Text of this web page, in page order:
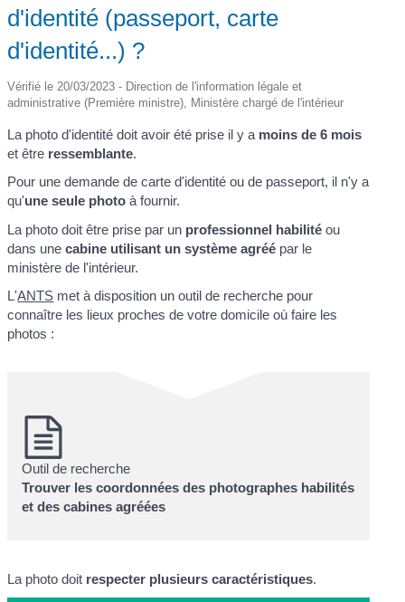
d'identité (passeport, carte
d'identité...) ?
Vérifié le 20/03/2023 - Direction de l'information légale et
administrative (Première ministre), Ministère chargé de l'intérieur
La photo d'identité doit avoir été prise il y a moins de 6 mois
et être ressemblante.
Pour une demande de carte d'identité ou de passeport, il n'y a
qu'une seule photo à fournir.
La photo doit être prise par un professionnel habilité ou
dans unecabine utilisant un système agréé par le
ministère de l'intérieur.
L'ANTS met à disposition un outil de recherche pour
connaître les lieux proches de votre domicile où faire les
photos :
Outil de recherche
Trouver les coordonnées des photographes habilités
et des cabines agréées
La photo doit respecter plusieurs caractéristiques.